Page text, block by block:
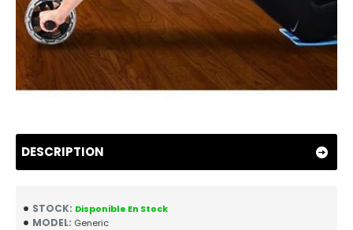
DESCRIPTION
STOCK: Disponible En Stock
MODEL: Generic